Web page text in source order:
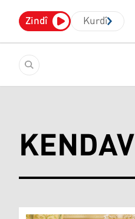
Zindî Kurdî
KENDAV